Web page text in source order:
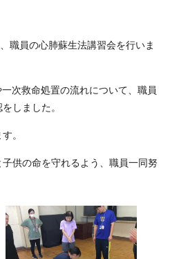
職員の心肺蘇生法講習会を行いま
次救命処置の流れについて、職員
しました。
。
供の命を守れるよう、職員一同努